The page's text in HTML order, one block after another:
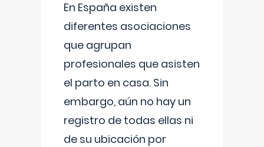
En España existen
diferentes asociaciones
que agrupan
profesionales que asisten
el parto en casa. Sin
embargo, aún no hay un
registro de todas ellas ni
de su ubicación por